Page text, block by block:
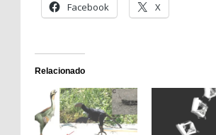
Facebook X
Relacionado